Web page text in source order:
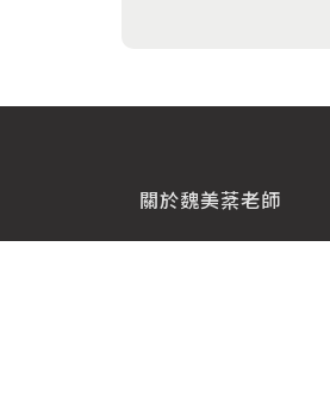
關於魏美棻老師